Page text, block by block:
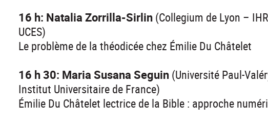
16 h: Natalia Zorrilla-Sirlin (Collegium de Lyon –
UCES)
Le problème de la théodicée chez Émilie Du Châtelet
16 h 30: Maria Susana Seguin (Université Paul-
Institut Universitaire de France)
Émilie Du Châtelet lectrice de la Bible : approche